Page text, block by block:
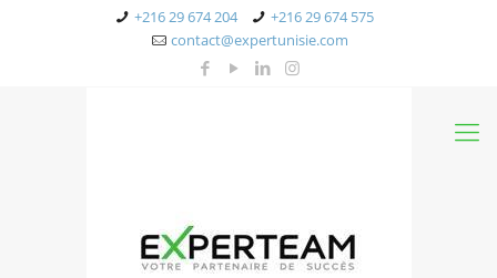
+216 29 674 204
+216 29 674 575
contact@expertunisie.com